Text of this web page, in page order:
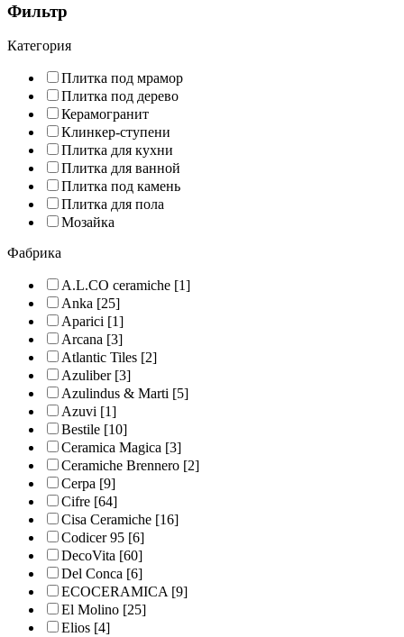
Фильтр
Категория
Плитка под мрамор
Плитка под дерево
Керамогранит
Клинкер-ступени
Плитка для кухни
Плитка для ванной
Плитка под камень
Плитка для пола
Мозайка
Фабрика
A.L.CO ceramiche [1]
Anka [25]
Aparici [1]
Arcana [3]
Atlantic Tiles [2]
Azuliber[3]
Azulindus & Marti [5]
Azuvi [1]
Bestile [10]
Ceramica Magica [3]
Ceramiche Brennero [2]
Cerpa [9]
Cifre [64]
Cisa Ceramiche [16]
Codicer 95 [6]
DecoVita [60]
Del Conca [6]
ECOCERAMICA[9]
El Molino [25]
Elios [4]